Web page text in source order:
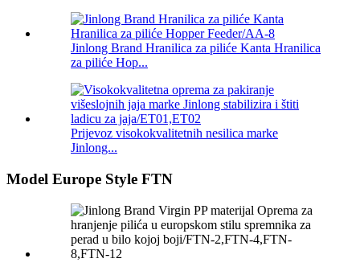
Jinlong Brand Hranilica za piliće Kanta Hranilica
za piliće Hop...
Prijevoz visokokvalitetnih nesilica marke
Jinlong...
Model Europe Style FTN